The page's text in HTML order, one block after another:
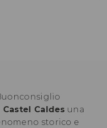
Castel Caldes una
storico e